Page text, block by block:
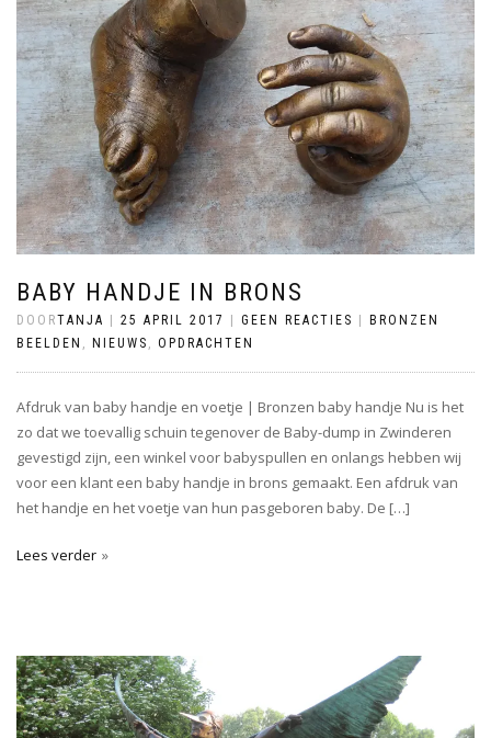
BABY HANDJE IN BRONS
DOORTANJA | 25 APRIL 2017 | GEEN REACTIES | BRONZEN
BEELDEN
NIEUWS OPDRACHTEN
Afdruk van baby handje en voetje | Bronzen baby handje Nu is het
zo dat we toevallig schuin tegenover de Baby-dump in Zwinderen
gevestigd zijn, een winkel voor babyspullen en onlangs hebben wij
voor een klant een baby handje in brons gemaakt. Een afdruk van
het handje en het voetje van hun pasgeboren baby. De […]
Lees verder